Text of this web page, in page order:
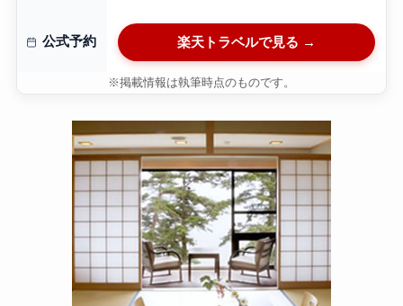
公式予約 楽天トラベルで見る →
※掲載情報は執筆時点のものです。